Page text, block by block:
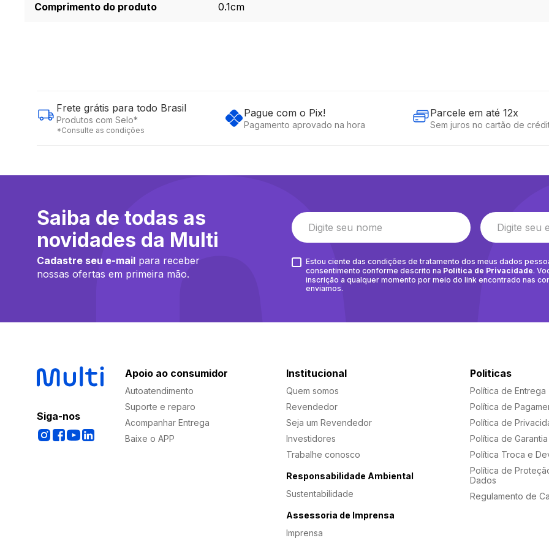
Comprimento do produto 0.1cm
Frete grátis para todo Brasil
Produtos com Selo*
*Consulte as condições
Pague com o Pix!
Pagamento aprovado na hora
Parcele em até 12x
Sem juros no cartão de
Saiba de todas as
novidades da Multi
Cadastre seu e-mail para receber
nossas ofertas em primeira mão.
Estou ciente das condições de tratamento dos meus dados
consentimento conforme descrito na Política de Privacidade.
inscrição a qualquer momento por meio do link encontrado nas
enviamos.
Siga-nos
Apoio ao consumidor
Autoatendimento
Suporte e reparo
Acompanhar Entrega
Baixe o APP
Institucional
Quem somos
Revendedor
Seja um Revendedor
Investidores
Trabalhe conosco
Responsabilidade Ambiental
Sustentabilidade
Assessoria de Imprensa
Imprensa
Politicas
Política de Entrega
Política de
Política de
Política de Garantia
Política Troca e
Política de
Dados
Regulamento de